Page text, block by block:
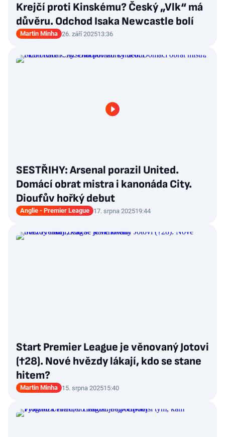
Krejčí proti Kinskému? Český „Vlk“ má
důvěru. Odchod Isaka Newcastle bolí
Martin Minha 26. září 202513:36
SESTŘIHY: Arsenal porazil United.
Domácí obrat mistra i kanonáda City.
Dioufův hořký debut
Anglie - Premier League 17. srpna 202519:44
Start Premier League je věnovaný Jotovi
(†28). Nové hvězdy lákají, kdo se stane
hitem?
Martin Minha 15. srpna 202515:40